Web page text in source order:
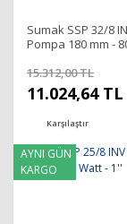
Sumak SSP 32/8
Pompa 180 mm -
15.312,00 TL
11.024,64 TL
Karşılaştır
AYNI GÜN
KARGO